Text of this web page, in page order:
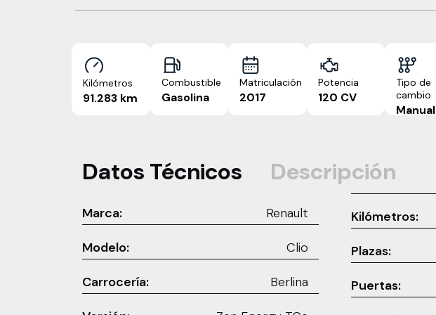
Kilómetros
91.283 km
Combustible
Gasolina
Matriculación
2017
Potencia
120 CV
Tipo de
cambio
Manual
Datos Técnicos Descripción
Marca: Renault
Modelo: Clio
Carrocería: Berlina
Kilómetros:
Plazas:
Puertas: